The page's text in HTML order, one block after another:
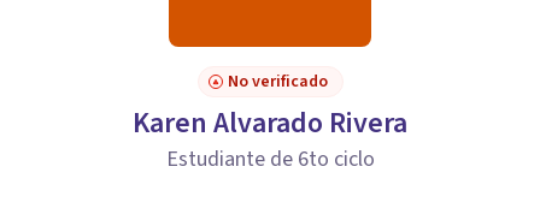
No verificado
Karen Alvarado Rivera
Estudiante de 6to ciclo